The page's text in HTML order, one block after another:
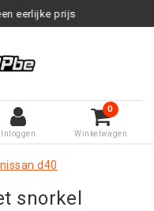
prijs
Inloggen
0
Winkelwagen
d40
snorkel